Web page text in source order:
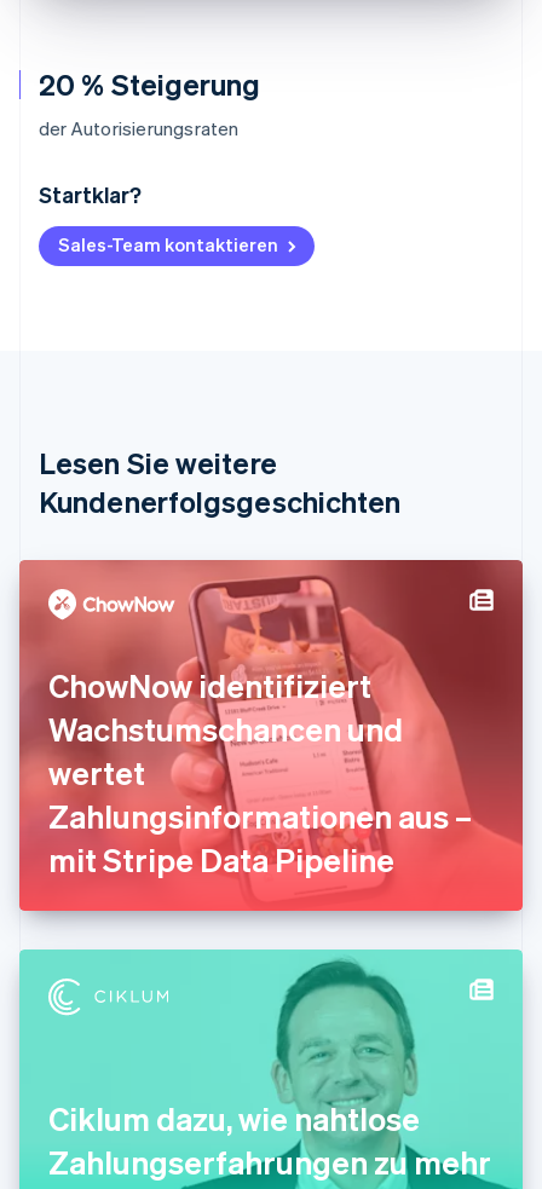
20 % Steigerung
der Autorisierungsraten
Startklar?
Sales-Team kontaktieren
Lesen Sie weitere
Kundenerfolgsgeschichten
ChowNow identifiziert
Wachstumschancen und
wertet
Zahlungsinformationen aus –
mit Stripe Data Pipeline
Ciklum dazu, wie nahtlose
Zahlungserfahrungen zu mehr
Australien
Belgien
NederlandsFrançaisDeutschEnglish
DeutschEnglish
English
简体中文English
EnglishSvenska
Gibraltar
English
Griechenland
Indien
English
Irland
English
Japan
日本語English
Kanada
EnglishFrançais
Liechtenstein
Litauen